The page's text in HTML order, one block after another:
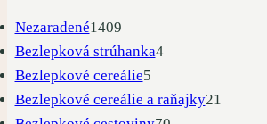
Nezaradené14091409
produktov
Bezlepková strúhanka44
Bezlepkové cereálie55
produktov
Bezlepkové cereálie a raňajky21